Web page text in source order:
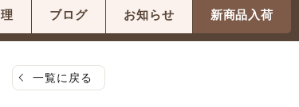
ブログ お知らせ 新商品入荷
一覧に戻る